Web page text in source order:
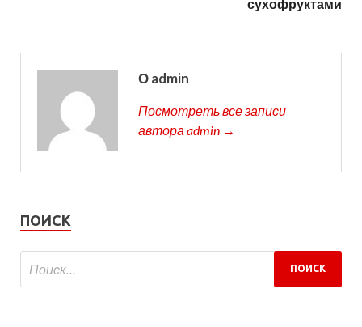
сухофруктами
О admin
Посмотреть все записи
автора admin →
ПОИСК